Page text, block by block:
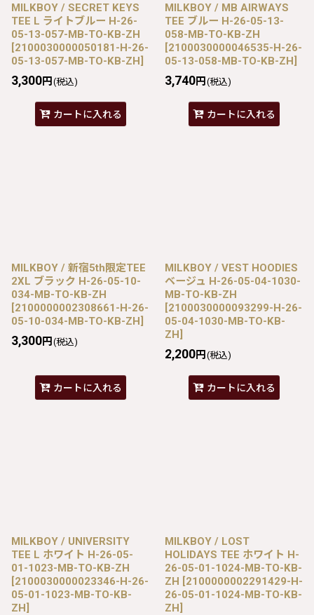
MILKBOY / SECRET KEYS
TEE L ライトブルー H-26-
05-13-057-MB-TO-KB-ZH
[2100030000050181-H-26-
05-13-057-MB-TO-KB-ZH]
3,300円 (税込)
カートに入れる
MILKBOY / MB AIRWAYS
TEE ブルー H-26-05-13-
058-MB-TO-KB-ZH
[2100030000046535-H-26-
05-13-058-MB-TO-KB-ZH]
3,740円 (税込)
カートに入れる
MILKBOY / 新宿5th限定TEE
2XL ブラック H-26-05-10-
034-MB-TO-KB-ZH
[2100000002308661-H-26-
05-10-034-MB-TO-KB-ZH]
3,300円 (税込)
カートに入れる
MILKBOY / VEST HOODIES
ベージュ H-26-05-04-1030-
MB-TO-KB-ZH
[2100030000093299-H-26-
05-04-1030-MB-TO-KB-
ZH]
2,200円 (税込)
カートに入れる
MILKBOY / UNIVERSITY
TEE L ホワイト H-26-05-
01-1023-MB-TO-KB-ZH
[2100030000023346-H-26-
05-01-1023-MB-TO-KB-
ZH]
MILKBOY / LOST
HOLIDAYS TEE ホワイト H-
26-05-01-1024-MB-TO-KB-
ZH [2100000002291429-H-
26-05-01-1024-MB-TO-KB-
ZH]